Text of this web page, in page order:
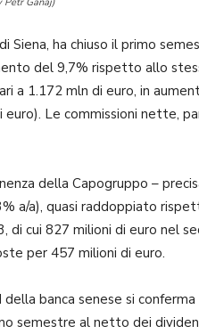
Siena, ha chiuso il primo
del 9,7% rispetto allo
a 1.172 mln di euro, in
euro). Le commissioni nette,
della Capogruppo –
a/a), quasi raddoppiato
di cui 827 milioni di euro nel
per 457 milioni di euro.
banca senese si
semestre al netto dei